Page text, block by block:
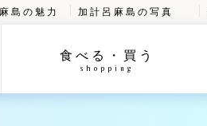
島の魅力 加計呂麻島の写真
食べる・買う
shopping